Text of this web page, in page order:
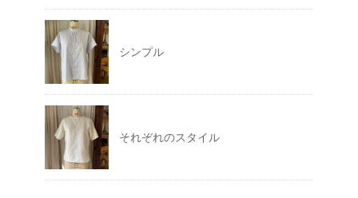
シンプル
それぞれのスタイル